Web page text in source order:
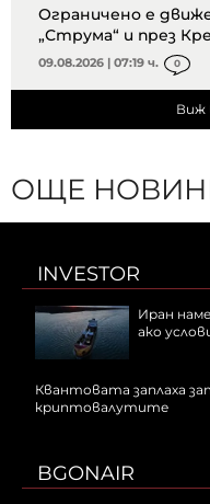
Ограничено е
„Струма“ и през
09.08.2026 | 07:19 ч. 0
Виж
ОЩЕ
INVESTOR
Иран
ако
Квантовата заплаха
криптовалутите
BGONAIR